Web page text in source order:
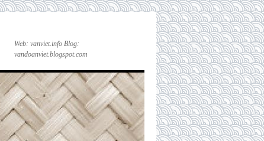
Web: vanviet.info Blog:
vandoanviet.blogspot.com